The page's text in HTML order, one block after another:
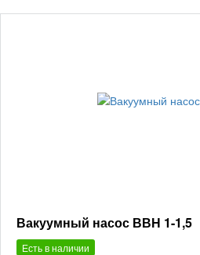
Вакуумный насос ВВН 1-1,5
Есть в наличии